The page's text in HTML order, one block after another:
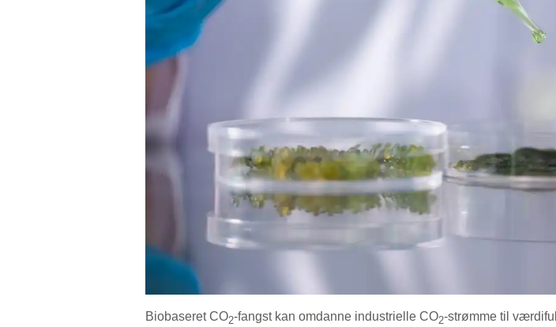
Biobaseret CO2-fangst kan omdanne industrielle CO2-strømme til